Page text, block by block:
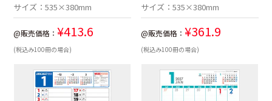
サイズ：535×380mm
@販売価格： ¥413.6
(税込み100冊の場合)
サイズ： 535×380mm
@販売価格： ¥361.9
(税込み100冊の場合)